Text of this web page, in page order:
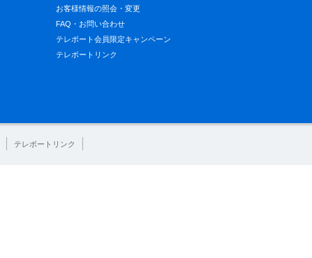
お客様情報の照会・変更
FAQ・お問い合わせ
テレボート会員限定キャンペーン
テレボートリンク
テレボートリンク